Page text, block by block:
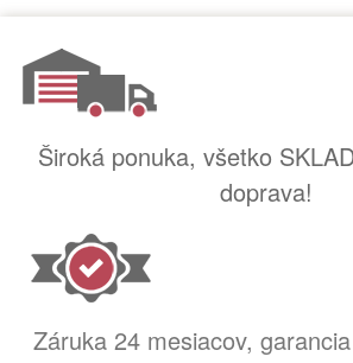
Široká ponuka, všetko
doprava!
Záruka 24 mesiacov,